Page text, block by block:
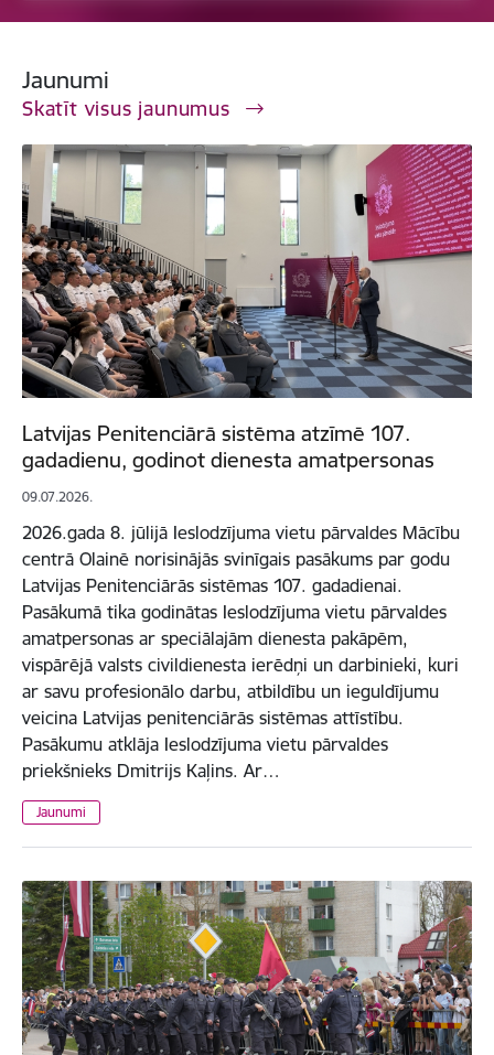
Jaunumi
Skatīt visus jaunumus
Latvijas Penitenciārā sistēma atzīmē 107.
gadadienu, godinot dienesta amatpersonas
09.07.2026.
2026.gada 8. jūlijā Ieslodzījuma vietu pārvaldes Mācību
centrā Olainē norisinājās svinīgais pasākums par godu
Latvijas Penitenciārās sistēmas 107. gadadienai.
Pasākumā tika godinātas Ieslodzījuma vietu pārvaldes
amatpersonas ar speciālajām dienesta pakāpēm,
vispārējā valsts civildienesta ierēdņi un darbinieki, kuri
ar savu profesionālo darbu, atbildību un ieguldījumu
veicina Latvijas penitenciārās sistēmas attīstību.
Pasākumu atklāja Ieslodzījuma vietu pārvaldes
priekšnieks Dmitrijs Kaļins. Ar…
Jaunumi